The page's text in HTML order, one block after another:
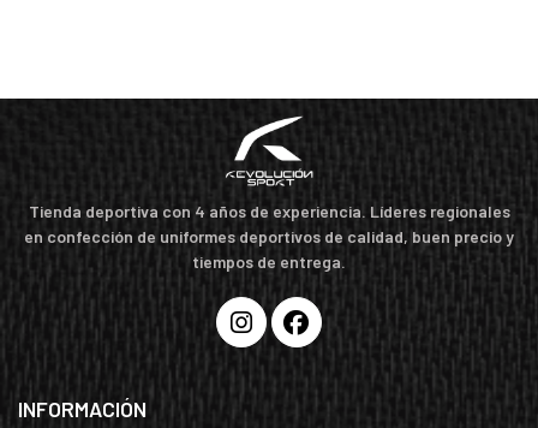
Tienda deportiva con 4 años de experiencia. Líderes regionales
en confección de uniformes deportivos de calidad, buen precio y
tiempos de entrega.
INFORMACIÓN